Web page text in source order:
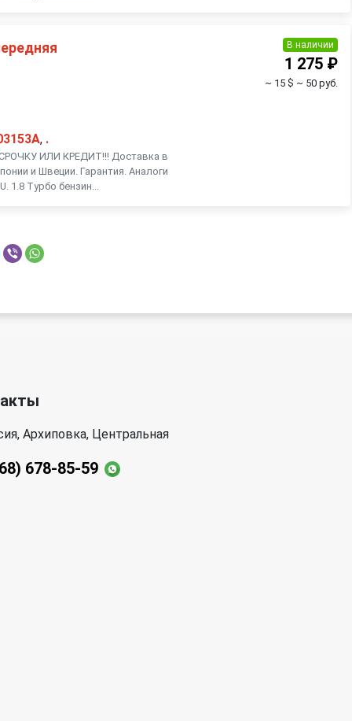
, .
ИЛИ КРЕДИТ!!! Доставка в
и Швеции. Гарантия. Аналоги
1.8 Турбо бензин...
В наличии
1 275 ₽
~ 15 $ ~ 50 руб.
Архиповка, Центральная
678-85-59